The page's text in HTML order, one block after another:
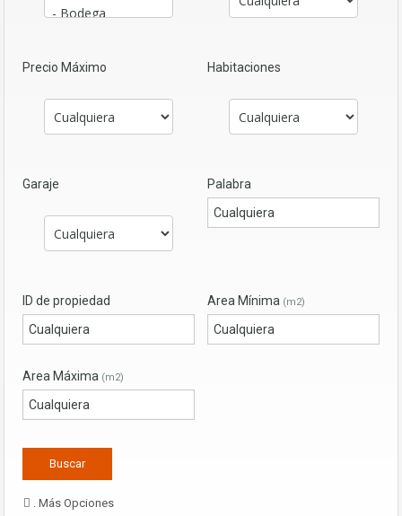
Precio Máximo Habitaciones
Garaje Palabra
ID de propiedad Area Mínima (m2)
Area Máxima (m2)
. Más Opciones